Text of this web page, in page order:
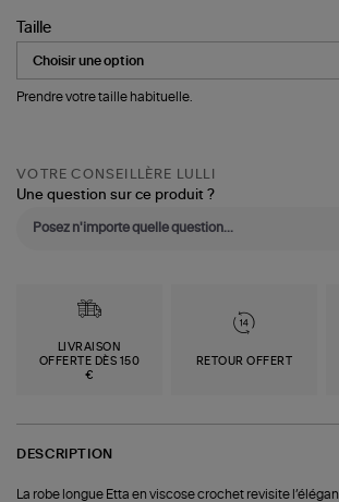
Bouteille,
Capsule
Deià
Taille
Prendre votre taille habituelle.
VOTRE CONSEILLÈRE LULLI
Une question sur ce produit ?
LIVRAISON
OFFERTE DÈS 150
€
RETOUR OFFERT
DESCRIPTION
La robe longue Etta en viscose crochet revisite